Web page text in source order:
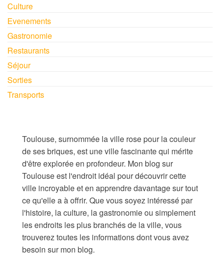
Culture
Evenements
Gastronomie
Restaurants
Séjour
Sorties
Transports
Toulouse, surnommée la ville rose pour la couleur
de ses briques, est une ville fascinante qui mérite
d'être explorée en profondeur. Mon blog sur
Toulouse est l'endroit idéal pour découvrir cette
ville incroyable et en apprendre davantage sur tout
ce qu'elle a à offrir. Que vous soyez intéressé par
l'histoire, la culture, la gastronomie ou simplement
les endroits les plus branchés de la ville, vous
trouverez toutes les informations dont vous avez
besoin sur mon blog.